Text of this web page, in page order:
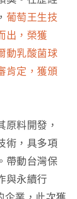
葡萄王生技
出，榮獲
動乳酸菌球
肯定，獲頒
原料開發，
術，具多項
帶動台灣保
與永續行